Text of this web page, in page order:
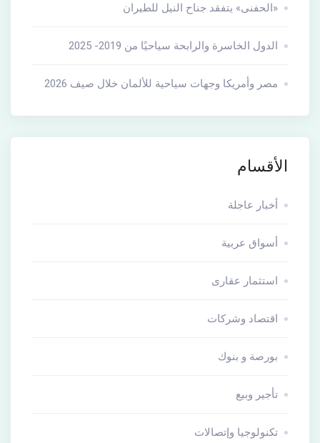
«الحفنى» يتفقد جناح النيل للطيران
الدول الخاسرة والرابحة سياحيًا من 2019- 2025
مصر وأمريكا وجهات سياحية للألمان خلال صيف 2026
الأقسام
أخبار عاجلة
أسواق عربية
استثمار عقارى
اقتصاد وشركات
بورصة و بنوك
تأجير وبيع
تكنولوجيا وإتصالات